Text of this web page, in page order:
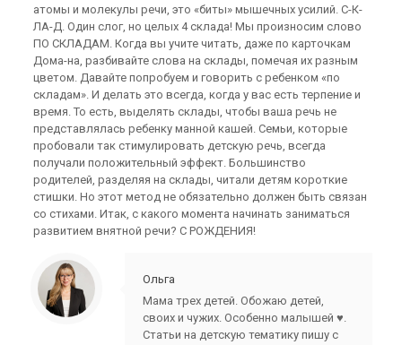
атомы и молекулы речи, это «биты» мышечных усилий. С-К-
ЛА-Д. Один слог, но целых 4 склада! Мы произносим слово
ПО СКЛАДАМ. Когда вы учите читать, даже по карточкам
Дома-на, разбивайте слова на склады, помечая их разным
цветом. Давайте попробуем и говорить с ребенком «по
складам». И делать это всегда, когда у вас есть терпение и
время. То есть, выделять склады, чтобы ваша речь не
представлялась ребенку манной кашей. Семьи, которые
пробовали так стимулировать детскую речь, всегда
получали положительный эффект. Большинство
родителей, разделяя на склады, читали детям короткие
стишки. Но этот метод не обязательно должен быть связан
со стихами. Итак, с какого момента начинать заниматься
развитием внятной речи? С РОЖДЕНИЯ!
Ольга
Мама трех детей. Обожаю детей,
своих и чужих. Особенно малышей ♥.
Статьи на детскую тематику пишу с